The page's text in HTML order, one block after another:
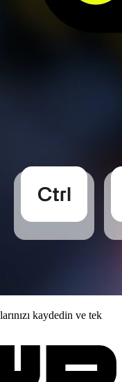
kaydedin ve tek